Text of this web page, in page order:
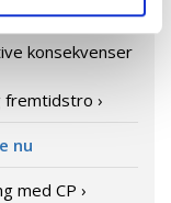
›
konsekvenser
fremtidstro ›
nu
med CP ›